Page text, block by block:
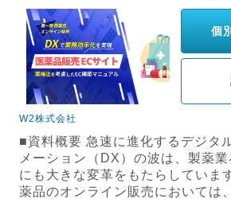
個
W2株式会社
■資料概要 急速に進化するデジタ
メーション（DX）の波は、製薬
にも大きな変革をもたらしていま
薬品のオンライン販売においては